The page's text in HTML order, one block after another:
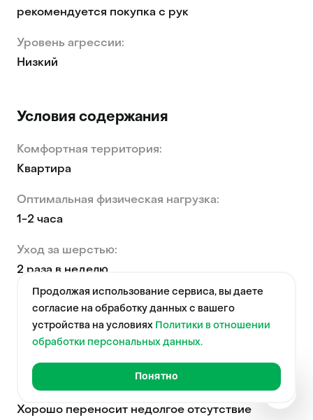
рекомендуется покупка с рук
Уровень агрессии:
Низкий
Условия содержания
Комфортная территория:
Квартира
Оптимальная физическая нагрузка:
1-2 часа
Уход за шерстью:
2 раза в неделю
Идеальная порода:
Для начинающих владельцев / Для пожилых
людей / Для семей с детьми / Для содержания
Отношение к одиночеству:
Хорошо переносит недолгое отсутствие
Продолжая использование сервиса, вы даете
согласие на обработку данных с вашего
устройства на условиях Политики в отношении
обработки персональных данных.
Понятно